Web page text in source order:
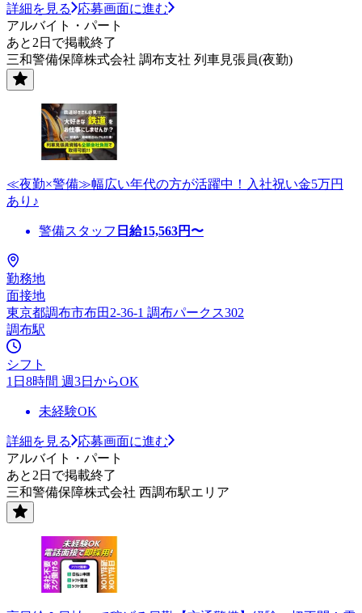
詳細を見る
応募画面に進む
アルバイト・パート
あと2日で掲載終了
三和警備保障株式会社 調布支社 列車見張員(夜勤)
≪夜勤×警備≫幅広い年代の方が活躍中！入社祝い金5万円
あり♪
警備スタッフ 日給15,563円〜
勤務地
面接地
東京都調布市布田2-36-1 調布パークス302
調布駅
シフト
1日8時間 週3日からOK
未経験OK
詳細を見る
応募画面に進む
アルバイト・パート
あと2日で掲載終了
三和警備保障株式会社 西調布駅エリア